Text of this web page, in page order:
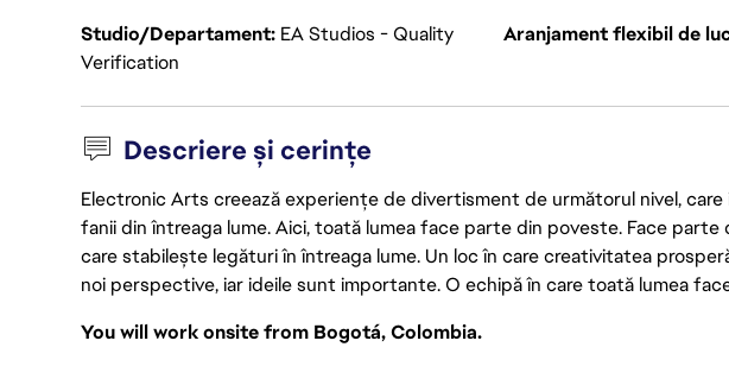
Studio/Departament EA Studios - Quality
Verification
Aranjament flexibil de
Descriere și cerințe
Electronic Arts creează experiențe de divertisment de următorul nivel, care
fanii din întreaga lume. Aici, toată lumea face parte din poveste. Face
care stabilește legături în întreaga lume. Un loc în care creativitatea
noi perspective, iar ideile sunt importante. O echipă în care toată lumea
You will work onsite from Bogotá, Colombia.